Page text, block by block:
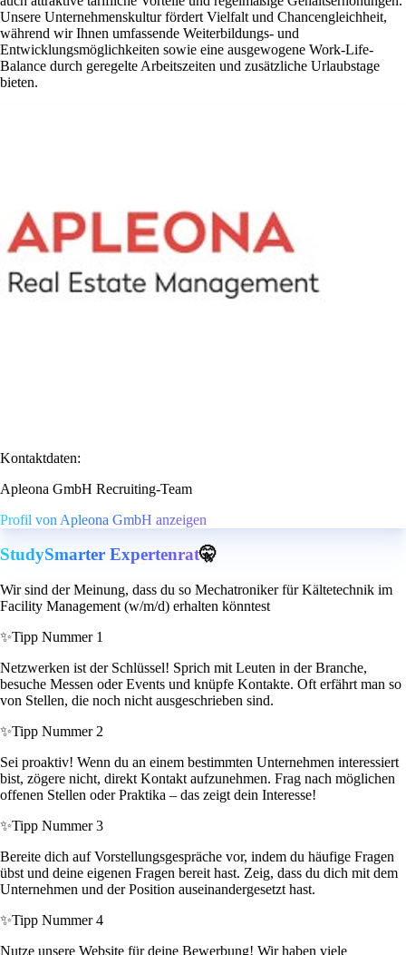
Unsere Unternehmenskultur fördert Vielfalt und Chancengleichheit,
während wir Ihnen umfassende Weiterbildungs- und
Entwicklungsmöglichkeiten sowie eine ausgewogene Work-Life-
Balance durch geregelte Arbeitszeiten und zusätzliche Urlaubstage
bieten.
Kontaktdaten:
Apleona GmbH Recruiting-Team
Profil von Apleona GmbH anzeigen
StudySmarter Expertenrat🤫
Wir sind der Meinung, dass du so Mechatroniker für Kältetechnik im
Facility Management (w/m/d) erhalten könntest
✨Tipp Nummer 1
Netzwerken ist der Schlüssel! Sprich mit Leuten in der Branche,
besuche Messen oder Events und knüpfe Kontakte. Oft erfährt man so
von Stellen, die noch nicht ausgeschrieben sind.
✨Tipp Nummer 2
Sei proaktiv! Wenn du an einem bestimmten Unternehmen interessiert
bist, zögere nicht, direkt Kontakt aufzunehmen. Frag nach möglichen
offenen Stellen oder Praktika – das zeigt dein Interesse!
✨Tipp Nummer 3
Bereite dich auf Vorstellungsgespräche vor, indem du häufige Fragen
übst und deine eigenen Fragen bereit hast. Zeig, dass du dich mit dem
Unternehmen und der Position auseinandergesetzt hast.
✨Tipp Nummer 4
Nutze unsere Website für deine Bewerbung! Wir haben viele